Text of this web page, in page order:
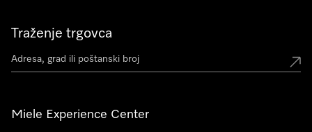
Traženje trgovca
Miele Experience Center